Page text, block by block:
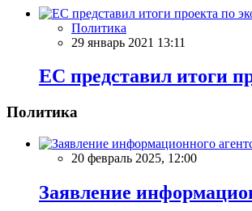
Политика
29 январь 2021 13:11
ЕС представил итоги
Политика
20 февраль 2025, 12:00
Заявление